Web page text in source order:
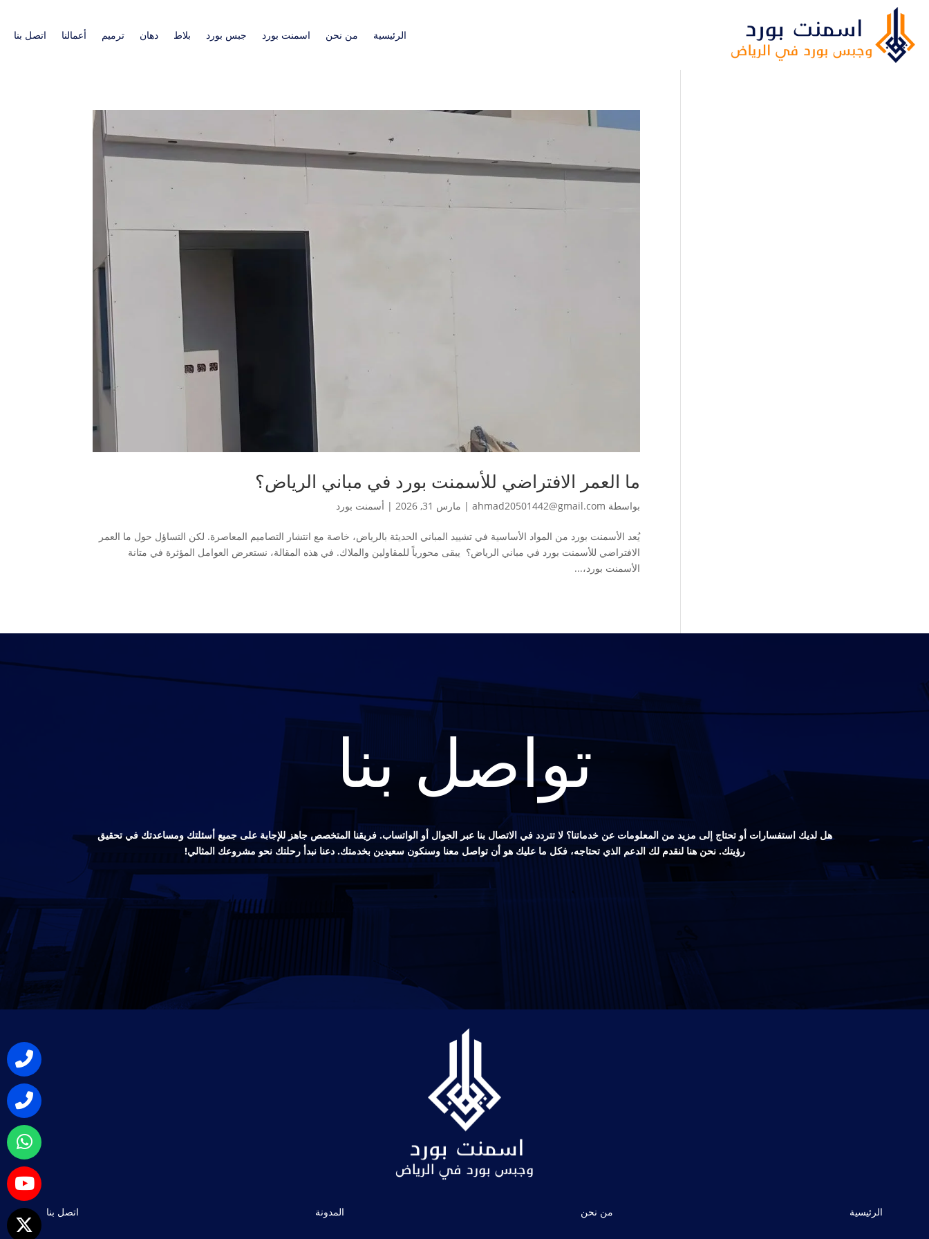
الرئيسية من نحن اسمنت بورد جبس بورد بلاط دهان ترميم أعمالنا اتصل بنا
ما العمر الافتراضي للأسمنت بورد في مباني الرياض؟
بواسطة ahmad20501442@gmail.com
| مارس 31, 2026 | أسمنت بورد
يُعد الأسمنت بورد من المواد الأساسية في تشييد المباني الحديثة بالرياض، خاصة مع انتشار التصاميم المعاصرة. لكن التساؤل حول ما العمر
الافتراضي للأسمنت بورد في مباني الرياض؟ يبقى محورياً للمقاولين والملاك. في هذه المقالة، نستعرض العوامل المؤثرة في متانة
الأسمنت بورد،...
تواصل بنا
هل لديك استفسارات أو تحتاج إلى مزيد من المعلومات عن خدماتنا؟ لا تتردد في الاتصال بنا عبر الجوال أو الواتساب. فريقنا المتخصص جاهز للإجابة على جميع أسئلتك ومساعدتك في تحقيق
رؤيتك. نحن هنا لنقدم لك الدعم الذي تحتاجه، فكل ما عليك هو أن تواصل معنا وسنكون سعيدين بخدمتك. دعنا نبدأ رحلتك نحو مشروعك المثالي!
الرئيسية من نحن المدونة اتصل بنا